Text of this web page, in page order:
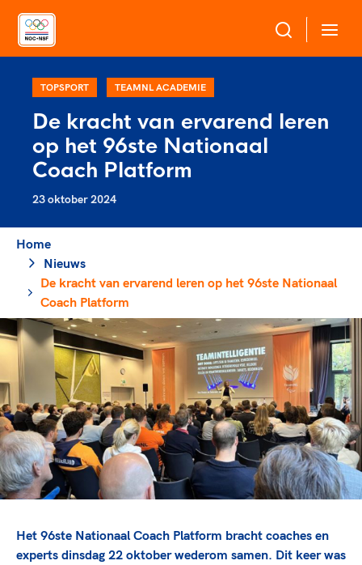
Over NOC*NSF
Sportagenda 2032
Leden
Merkbescherming NOC*NSF
Onze partners
Sportonderzoek
Sportakkoord II
Game Changer
TeamNL kids
Sportdeelname
Bonden en professionals in de sport
Beleidsmedewerkers
Clubbestuurders
Coördinatoren en opleiders
Trainer-coaches
Officials
Veilige en integere sport
Diversiteit en inclusie
Gezonde sportomgeving
Duurzaamheid
Bekwaam sportkader
Vitale clubs en bestuurlijk kader
Sportmatch
Voor talentvolle sporters
Atletencommissie
Paralympische Talentdag
TeamNL Academie Kalender
Kennisaanbod TeamNL Experts
TeamNL Sport Science Centre
Paralympische Spelen LA28
Europese Spelen Istanbul 2027
Voor bonden
Pers
TOPSPORT TEAMNL ACADEMIE
De kracht van ervarend leren
op het 96ste Nationaal
Coach Platform
23 oktober 2024
Home
Nieuws
De kracht van ervarend leren op het 96ste Nationaal
Coach Platform
Het 96ste Nationaal Coach Platform bracht coaches en
experts dinsdag 22 oktober wederom samen. Dit keer was